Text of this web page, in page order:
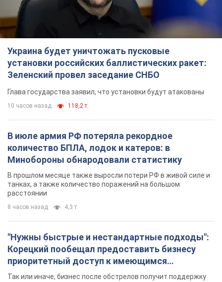
Украина будет уничтожать пусковые
установки российских баллистических ракет:
Зеленский провел заседание СНБО
Глава государства заявил, что установки будут атакованы
10 часов назад 118,2 т.
В июле армия РФ потеряла рекордное
количество БПЛА, лодок и катеров: в
Минобороны обнародовали статистику
В прошлом месяце также выросли потери РФ в живой силе и
танках, а также количество поражений на большом
расстоянии
8 часов назад 4,3 т.
"Нужны быстрые и нестандартные подходы":
Корецкий пообещал предоставить бизнесу
приоритетный доступ к имеющимся
складским помещениям
Так или иначе, бизнес после обстрелов получит поддержку